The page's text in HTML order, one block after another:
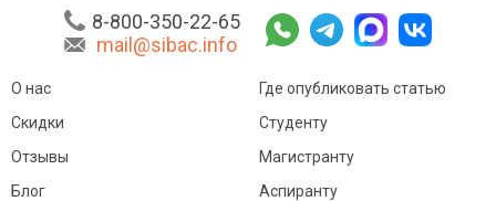
8-800-350-22-65
mail@sibac.info
О нас
Скидки
Отзывы
Блог
Где опубликовать статью
Студенту
Магистранту
Аспиранту